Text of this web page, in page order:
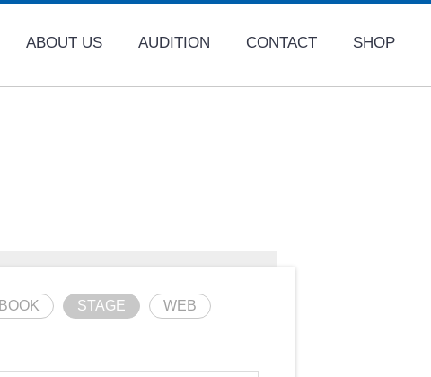
ABOUT US AUDITION CONTACT SHOP
BOOK STAGE WEB